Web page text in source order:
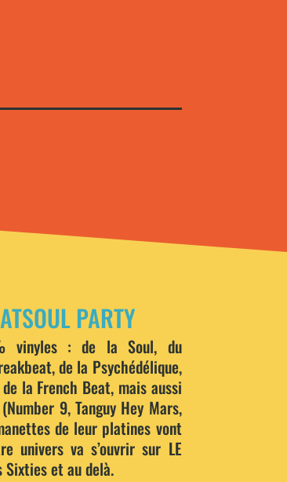
PARTY
vinyles : de la Soul, du
de la Psychédélique,
de la French Beat, mais aussi
9, Tanguy Hey Mars,
de leur platines vont
univers va s’ouvrir sur LE
Sixties et au delà.